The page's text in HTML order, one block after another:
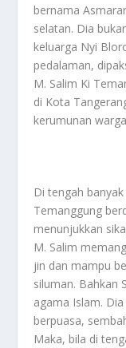
bernama
selatan. Dia
keluarga Nyi
pedalaman,
M. Salim Ki
di Kota
kerumunan
Di tengah
Temanggung
menunjukkan
M. Salim
jin dan mampu
siluman. Bahkan
agama Islam.
berpuasa,
Maka, bila di